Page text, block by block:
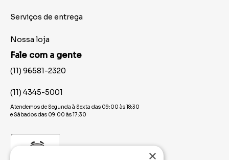
Serviços de entrega
Nossa loja
Fale com a gente
(11) 96581-2320
(11) 4345-5001
Atendemos de Segunda à Sexta das 09:00 às 18:30
e Sábados das 09:00 às 17:30
×